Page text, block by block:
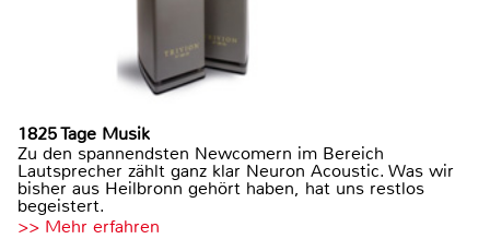
1825 Tage Musik
Zu den spannendsten Newcomern im Bereich
Lautsprecher zählt ganz klar Neuron Acoustic. Was wir
bisher aus Heilbronn gehört haben, hat uns restlos
begeistert.
>> Mehr erfahren